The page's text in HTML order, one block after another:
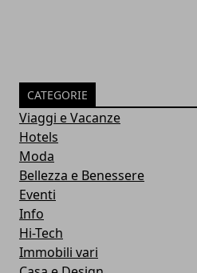
CATEGORIE
Viaggi e Vacanze
Hotels
Moda
Bellezza e Benessere
Eventi
Info
Hi-Tech
Immobili vari